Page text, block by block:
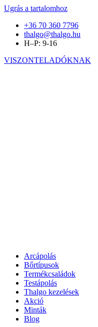
Ugrás a tartalomhoz
+36 70 360 7796
thalgo@thalgo.hu
H–P: 9-16
VISZONTELADÓKNAK
Arcápolás
Bőrtípusok
Termékcsaládok
Testápolás
Thalgo kezelések
Akció
Minták
Blog